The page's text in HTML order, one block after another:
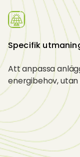
Specifik
Att anpassa
energibehov,